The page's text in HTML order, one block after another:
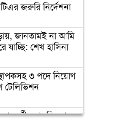
অবস্থান (ভিডিও)
সালমানকে
আমন্ত্রণ
নির্মাণ কাজ
জরুরি নির্দেশনা
জানতামই না আমি
যাচ্ছি: শেখ হাসিনা
৩ পদে নিয়োগ
টেলিভিশন
মহাসচিব পদে